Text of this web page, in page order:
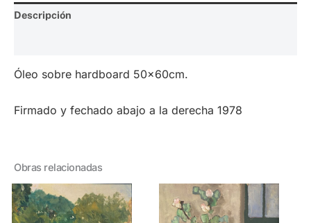
Descripción
Óleo sobre hardboard 50x60cm.
Firmado y fechado abajo a la derecha 1978
Obras relacionadas